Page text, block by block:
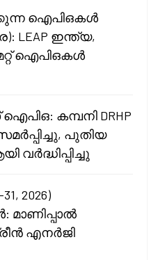
ഐപിഒകൾ
LEAP ഇന്ത്യ,
മറ്റ് ഐപിഒകൾ
കമ്പനി DRHP
പുതിയ
വർദ്ധിപ്പിച്ചു
2026)
മാണിപ്പാൽ
എനർജി